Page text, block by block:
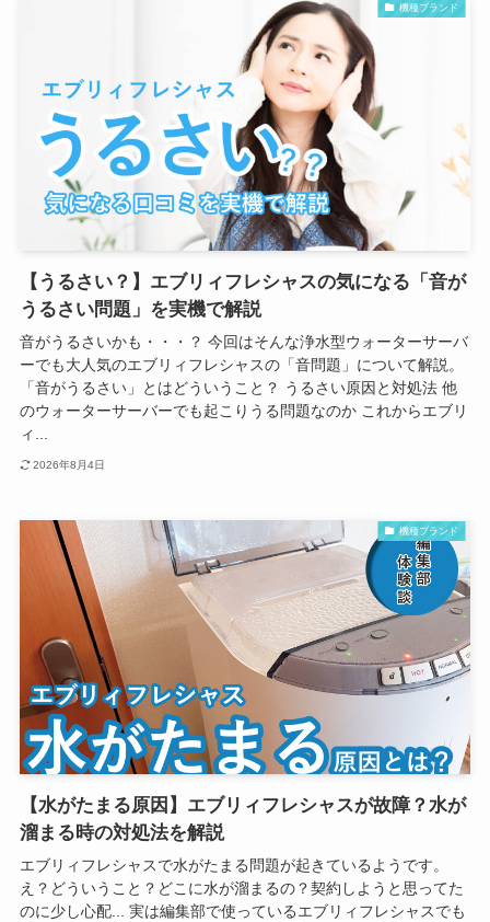
機種ブランド
【うるさい？】エブリィフレシャスの気になる「音が
うるさい問題」を実機で解説
音がうるさいかも・・・？ 今回はそんな浄水型ウォーターサーバ
ーでも大人気のエブリィフレシャスの「音問題」について解説。
「音がうるさい」とはどういうこと？ うるさい原因と対処法 他
のウォーターサーバーでも起こりうる問題なのか これからエブリ
ィ...
2026年8月4日
機種ブランド
【水がたまる原因】エブリィフレシャスが故障？水が
溜まる時の対処法を解説
エブリィフレシャスで水がたまる問題が起きているようです。
え？どういうこと？どこに水が溜まるの？契約しようと思ってた
のに少し心配... 実は編集部で使っているエブリィフレシャスでも